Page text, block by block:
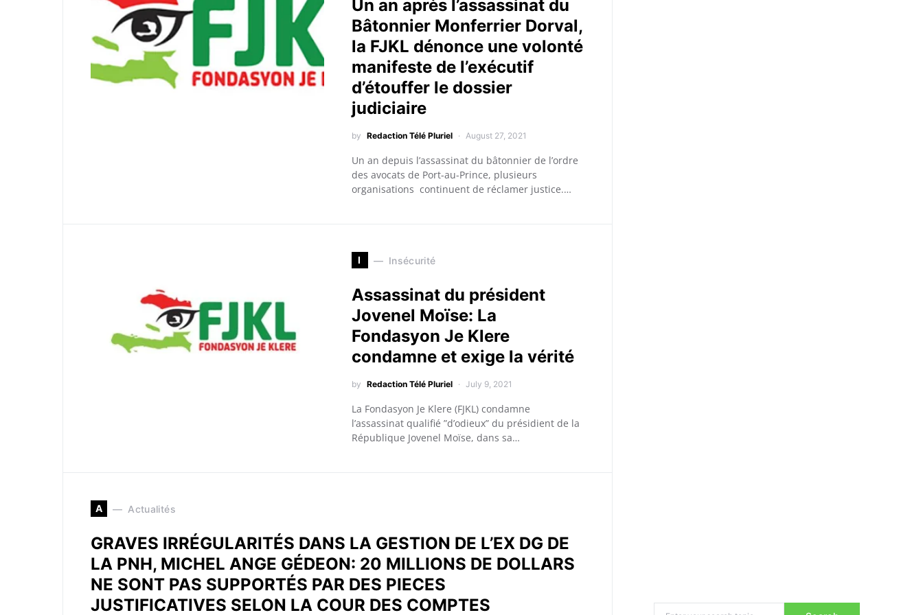
Un an après l’assassinat du
Bâtonnier Monferrier Dorval,
la FJKL dénonce une volonté
manifeste de l’exécutif
d’étouffer le dossier
judiciaire
by Redaction Télé Pluriel August 27, 2021
Un an depuis l’assassinat du bâtonnier de l’ordre
des avocats de Port-au-Prince, plusieurs
organisations continuent de réclamer justice.…
I Insécurité
Assassinat du président
Jovenel Moïse: La
Fondasyon Je Klere
condamne et exige la vérité
by Redaction Télé Pluriel July 9, 2021
La Fondasyon Je Klere (FJKL) condamne
l’assassinat qualifié ”d’odieux” du présidient de la
République Jovenel Moïse, dans sa…
A Actualités
GRAVES IRRÉGULARITÉS DANS LA GESTION DE L’EX DG DE
LA PNH, MICHEL ANGE GÉDEON: 20 MILLIONS DE DOLLARS
NE SONT PAS SUPPORTÉS PAR DES PIECES
JUSTIFICATIVES SELON LA COUR DES COMPTES